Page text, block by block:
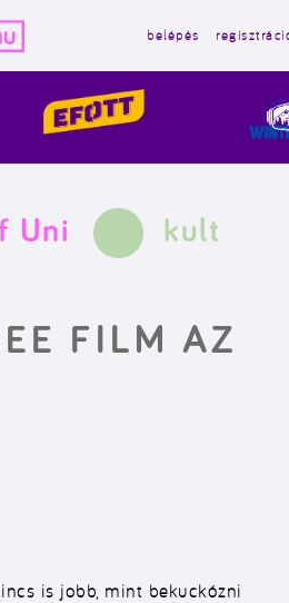
belépés
Uni kult
FILM AZ
is jobb, mint bekuckózni